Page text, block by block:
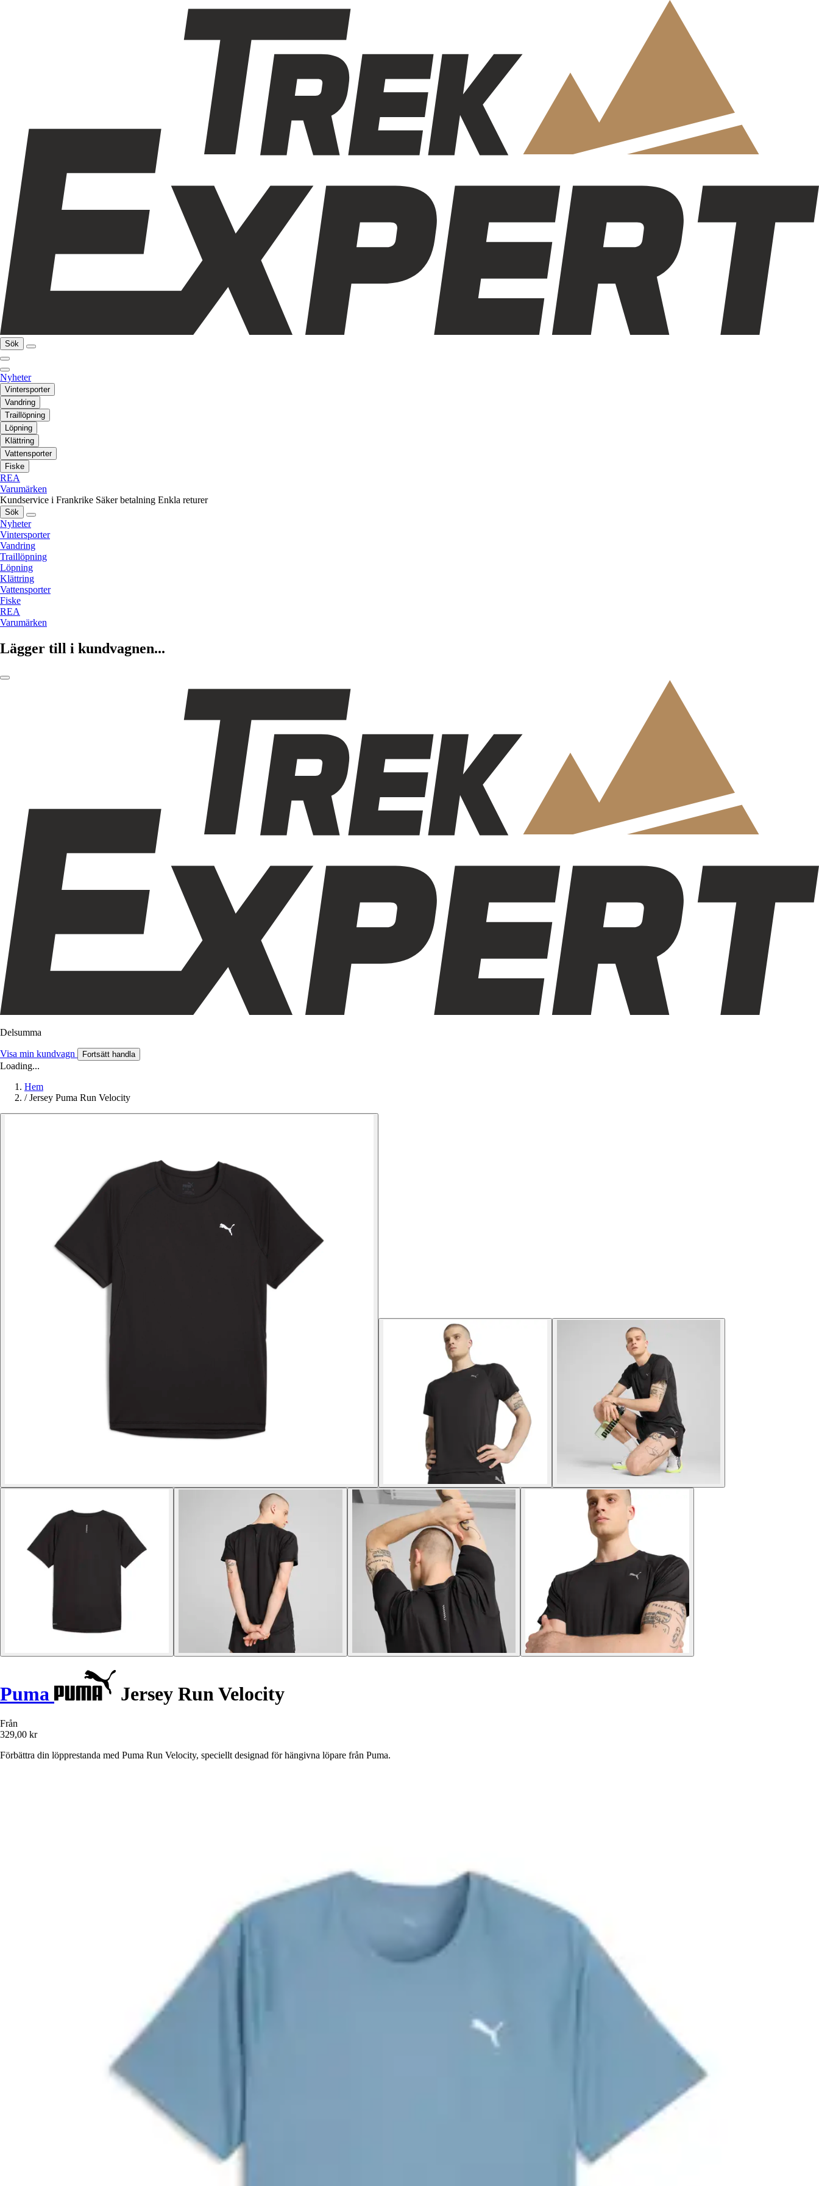
Sök
Nyheter
Vintersporter
Vandring
Traillöpning
Löpning
Klättring
Vattensporter
Fiske
REA
Varumärken
Kundservice i Frankrike Säker betalning Enkla returer
Sök
Nyheter
Vintersporter
Vandring
Traillöpning
Löpning
Klättring
Vattensporter
Fiske
REA
Varumärken
Lägger till i kundvagnen...
Delsumma
Visa min kundvagn Fortsätt handla
Loading...
Hem
/ Jersey Puma Run Velocity
Puma Jersey Run Velocity
Från
329,00 kr
Förbättra din löpprestanda med Puma Run Velocity, speciellt designad för hängivna löpare från Puma.